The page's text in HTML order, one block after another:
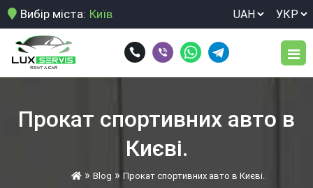
Вибір міста: Київ
Послуги
Умови оренди
Прокат спортивних авто в
Києві.
» Blog » Прокат спортивних авто в Києві.